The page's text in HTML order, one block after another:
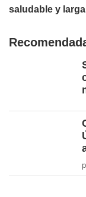
saludable y